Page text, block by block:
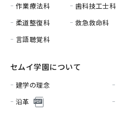
作業療法科
柔道整復科
言語聴覚科
歯科技工士科
救急救命科
セムイ学園について
建学の理念
沿革